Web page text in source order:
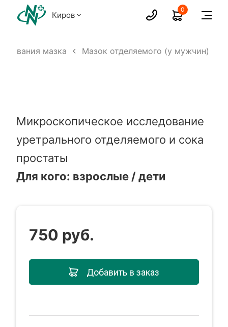
Киров
0
мазка Мазок отделяемого (у мужчин)
Микроскопическое исследование
уретрального отделяемого и сока
простаты
Для кого: взрослые / дети
750 руб.
Добавить в заказ